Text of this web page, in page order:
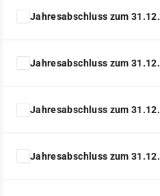
Jahresabschluss zum
Jahresabschluss zum
Jahresabschluss zum
Jahresabschluss zum